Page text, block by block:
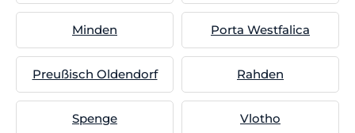
Minden Porta Westfalica
Preußisch Oldendorf Rahden
Spenge Vlotho